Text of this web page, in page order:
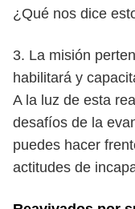
¿Qué nos dice
3. La misión
habilitará y
A la luz de esta
desafíos de la
puedes hacer
actitudes de